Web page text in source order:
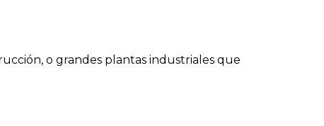
o grandes plantas industriales que